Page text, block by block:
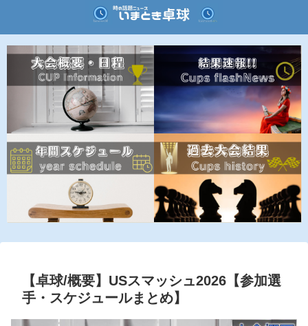
【卓球/概要】USスマッシュ2026【参加選
手・スケジュールまとめ】